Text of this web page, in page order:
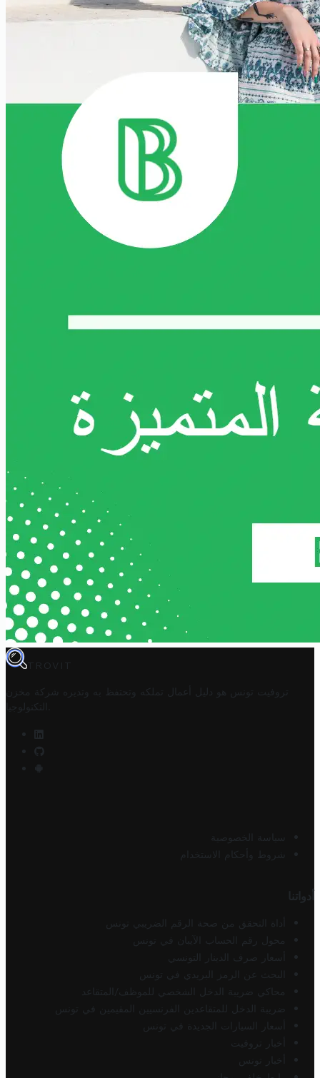
TROVIT
تروفيت تونس هو دليل أعمال تملكه وتحتفظ به وتديره
شركة مخزن
التكنولوجيا
سياسة الخصوصية
شروط وأحكام الاستخدام
أدواتنا
أداة التحقق من صحة الرقم الضريبي تونس
محول رقم الحساب الآيبان في تونس
أسعار صرف الدينار التونسي
البحث عن الرمز البريدي في تونس
محاكي ضريبة الدخل الشخصي للموظف/المتقاعد
ضريبة الدخل للمتقاعدين الفرنسيين المقيمين في تونس
أسعار السيارات الجديدة في تونس
أخبار تروفيت
أخبار تونس